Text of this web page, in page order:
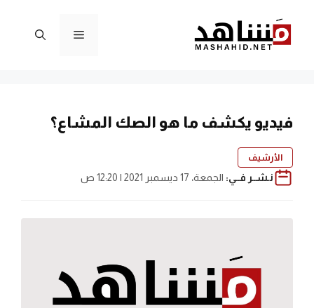
المحتوى
القائمة
فيديو يكشف ما هو الصك المشاع؟
الأرشيف
نـشــر فــي: الجمعة، 17 ديسمبر 2021 | 12:20 ص